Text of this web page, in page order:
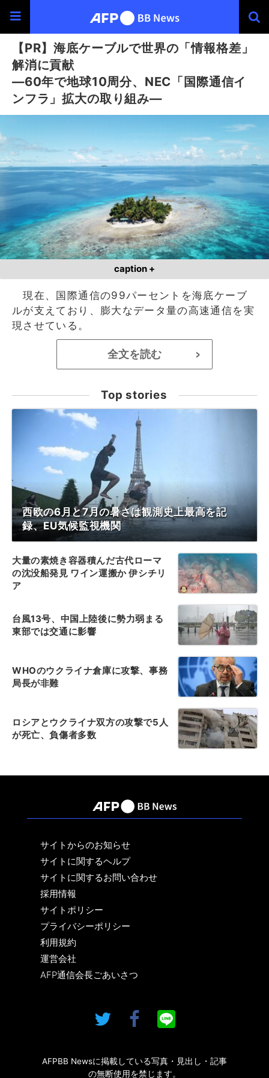
【PR】海底ケーブルで世界の「情報格差」
解消に貢献
―60年で地球10周分、NEC「国際通信イ
ンフラ」拡大の取り組み―
caption +
現在、国際通信の99パーセントを海底ケーブ
ルが支えており、膨大なデータ量の高速通信を実
現させている。
全文を読む >
Top stories
西欧の6月と7月の暑さは観測史上最高を記
録、EU気候監視機関
大量の素焼き容器積んだ古代ローマ
の沈没船発見 ワイン運搬か 伊シチリ
ア
台風13号、中国上陸後に勢力弱まる
東部では交通に影響
WHOのウクライナ倉庫に攻撃、事務
局長が非難
ロシアとウクライナ双方の攻撃で5人
が死亡、負傷者多数
サイトからのお知らせ
サイトに関するヘルプ
サイトに関するお問い合わせ
採用情報
サイトポリシー
プライバシーポリシー
利用規約
運営会社
AFP通信会長ごあいさつ
AFPBB Newsに掲載している写真・見出し・記事
の無断使用を禁じます。